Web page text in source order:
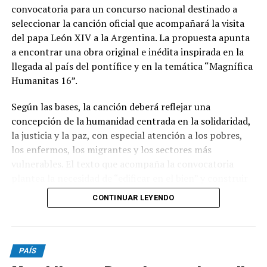
convocatoria para un concurso nacional destinado a
seleccionar la canción oficial que acompañará la visita
del papa León XIV a la Argentina. La propuesta apunta
a encontrar una obra original e inédita inspirada en la
llegada al país del pontífice y en la temática “Magnífica
Humanitas 16”.
Según las bases, la canción deberá reflejar una
concepción de la humanidad centrada en la solidaridad,
la justicia y la paz, con especial atención a los pobres,
los enfermos, los migrantes y los sectores más
una sociedad donde el ser humano ocupe un lugar
de manera individual como grupal. Las canciones
CONTINUAR LEYENDO
PAÍS